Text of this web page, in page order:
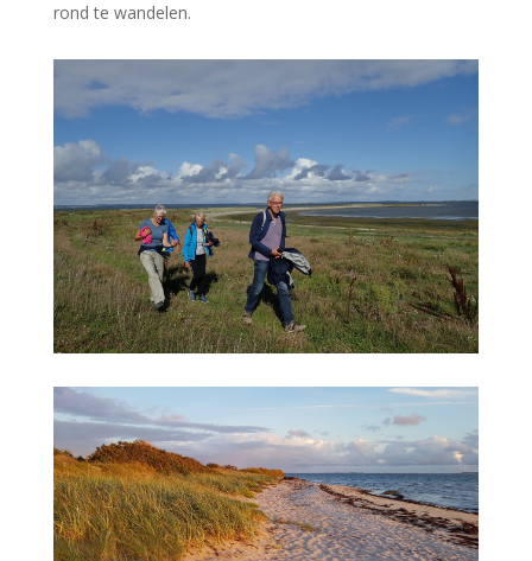
rond te wandelen.